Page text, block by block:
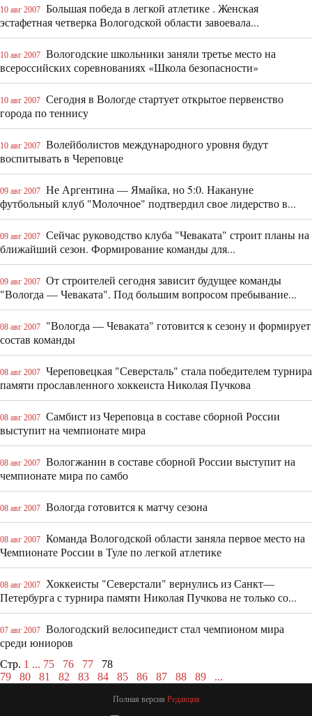
10 авг 2007 Большая победа в легкой атлетике . Женская
эстафетная четверка Вологодской области завоевала...
10 авг 2007 Вологодские школьники заняли третье место на
всероссийских соревнованиях «Школа безопасности»
10 авг 2007 Сегодня в Вологде стартует открытое первенство
города по теннису
10 авг 2007 Волейболистов международного уровня будут
воспитывать в Череповце
09 авг 2007 Не Аргентина — Ямайка, но 5:0. Накануне
футбольный клуб "Молочное" подтвердил свое лидерство в...
09 авг 2007 Сейчас руководство клуба "Чеваката" строит планы на
ближайший сезон. Формирование команды для...
09 авг 2007 От строителей сегодня зависит будущее команды
"Вологда — Чеваката". Под большим вопросом пребывание...
08 авг 2007
"Вологда — Чеваката" готовится к сезону и формирует
состав команды
08 авг 2007 Череповецкая "Северсталь" стала победителем турнира
памяти прославленного хоккеиста Николая Пучкова
08 авг 2007 Самбист из Череповца в составе сборной России
выступит на чемпионате мира
08 авг 2007 Вологжанин в составе сборной России выступит на
чемпионате мира по самбо
08 авг 2007 Вологда готовится к матчу сезона
08 авг 2007 Команда Вологодской области заняла первое место на
Чемпионате России в Туле по легкой атлетике
08 авг 2007
Хоккеисты "Северстали" вернулись из Санкт—
Петербурга с турнира памяти Николая Пучкова не только со...
07 авг 2007 Вологодский велосипедист стал чемпионом мира
среди юниоров
Стр. 1 ... 75 76 77 78
79
80 81 82 83 84 85 86 87 88 89 ...
Полная версия Редакция